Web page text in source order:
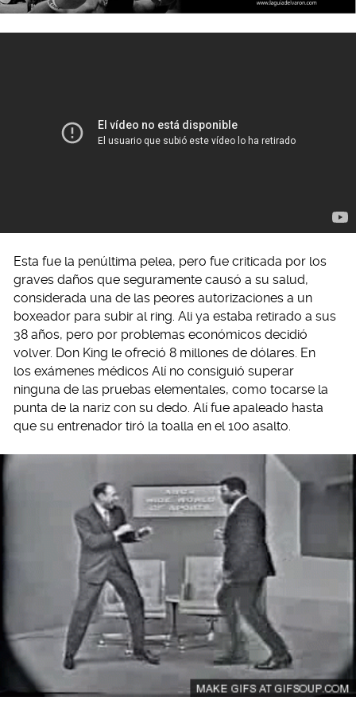
Esta fue la penúltima pelea, pero fue criticada por los
graves daños que seguramente causó a su salud,
considerada una de las peores autorizaciones a un
boxeador para subir al ring. Ali ya estaba retirado a sus
38 años, pero por problemas económicos decidió
volver. Don King le ofreció 8 millones de dólares. En
los exámenes médicos Alí no consiguió superar
ninguna de las pruebas elementales, como tocarse la
punta de la nariz con su dedo. Alí fue apaleado hasta
que su entrenador tiró la toalla en el 10o asalto.